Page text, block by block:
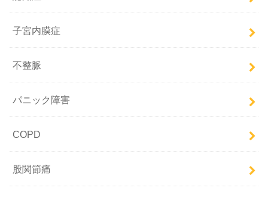
子宮内膜症
不整脈
パニック障害
COPD
股関節痛